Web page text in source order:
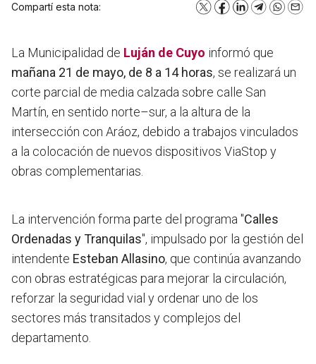
Compartí esta nota: X Facebook
LinkedInTelegram
La Municipalidad de Luján de Cuyo informó que
mañana 21 de mayo, de 8 a 14 horas, se realizará un
corte parcial de media calzada sobre calle San
Martín, en sentido norte–sur, a la altura de la
intersección con Aráoz, debido a trabajos vinculados
a la colocación de nuevos dispositivos ViaStop y
obras complementarias.
La intervención forma parte del programa "Calles
Ordenadas y Tranquilas", impulsado por la gestión del
intendente Esteban Allasino, que continúa avanzando
con obras estratégicas para mejorar la circulación,
reforzar la seguridad vial y ordenar uno de los
sectores más transitados y complejos del
departamento.